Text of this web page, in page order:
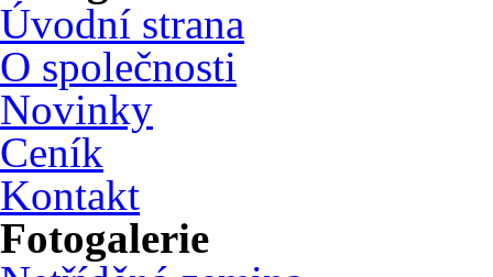
Úvodní strana
O společnosti
Novinky
Ceník
Kontakt
Fotogalerie